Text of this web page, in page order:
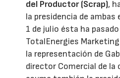
del Productor (Scrap),
la presidencia de ambas
1 de julio ésta ha
TotalEnergies Marketing
la representación de
director Comercial de la